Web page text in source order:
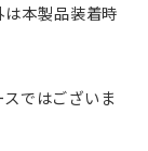
本製品装着時
ではございま